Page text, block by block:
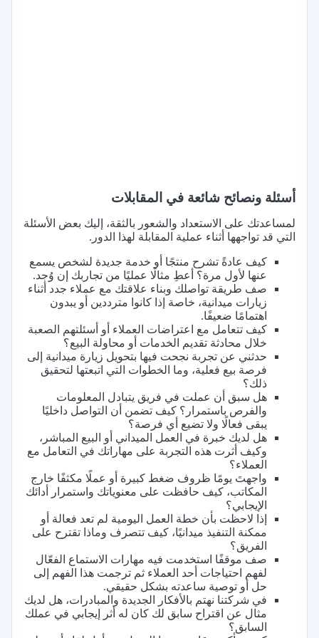
أسئلة ونصائح شائعة في المقابلات
لمساعدتك على الاستعداد والشعور بالثقة، إليك بعض الأسئلة
التي قد تواجهها أثناء عملية المقابلة لهذا الدور.
كيف عادةً تشرح منتجًا أو خدمة جديدة لشخص يسمع
عنها لأول مرة؟ أعطِ مثالًا عمليًا من تجاربك إن وُجد.
صف طريقة تواصلك وبناء علاقتك مع عملاء جدد أثناء
زيارات ميدانية، خاصة إذا كانوا مترددين أو يبدون
اهتمامًا ضعيفًا.
كيف تتعامل مع اعتراضات العملاء أو أسئلتهم الصعبة
خلال محادثة تقديم الخدمات أو محاولة البيع؟
حدثني عن تجربة نجحت فيها بتحويل زيارة ميدانية إلى
فرصة بيع فعلية، وما الخطوات التي اتبعتها لتحقيق
ذلك؟
هل سبق أن عملت في فريق يتبادل المعلومات
والفرص باستمرار؟ كيف تضمن أن التواصل داخليًا
يبقى فعالًا ولا تضيع أي فرصة؟
هل لديك خبرة في العمل الميداني أو البيع المباشر،
وكيف أثرت هذه التجربة على مهاراتك في التعامل مع
العملاء؟
واجهتَ يومًا ظروف ضغط كبيرة أو عملًا مكثفًا خارج
المكاتب، كيف حافظت على معنوياتك واستمرار أدائك
الإيجابي؟
إذا لاحظت بأن خطة العمل اليومية لم تعد فعالة أو
ممكنة التنفيذ ميدانيًا، كيف تتصرف وماذا تقترح على
الفريق؟
صف موقفًا استخدمت فيه مهارات الاستماع الفعّال
لفهم احتياجات أحد العملاء ثم ترجمت هذا الفهم إلى
حل أو توصية ساعدته بشكل حقيقي.
في شركتنا نهتم بالأفكار الجديدة والمبادرات، هل لديك
مثال عن اقتراح سابق لك كان له أثر إيجابي في عملك
السابق؟